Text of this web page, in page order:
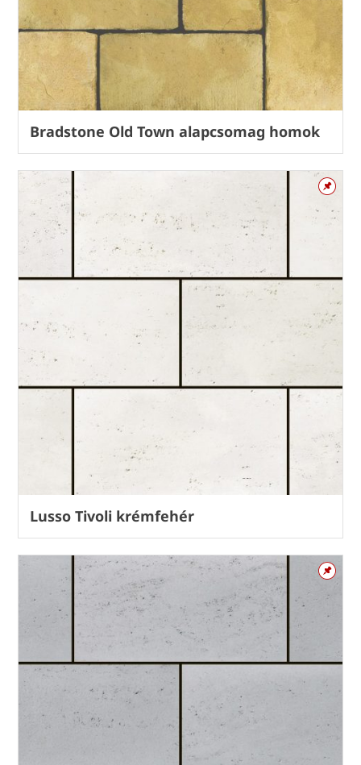
Bradstone Old Town alapcsomag homok
Lusso Tivoli krémfehér